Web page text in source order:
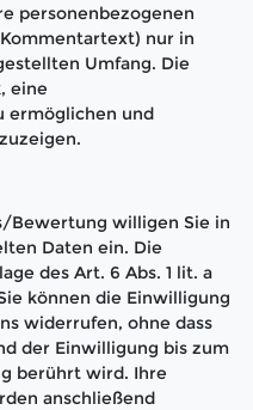
personenbezogenen
nur in
Umfang. Die
eine
ermöglichen und
Bewertung willigen Sie in
Daten ein. Die
des Art. 6 Abs. 1 lit. a
können die Einwilligung
widerrufen, ohne dass
der Einwilligung bis zum
berührt wird. Ihre
anschließend